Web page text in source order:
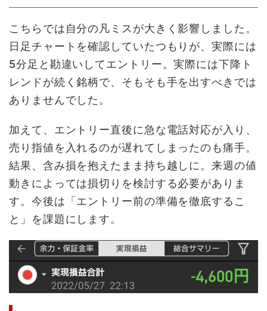
こちらでは自分の凡ミスが大きく影響しました。
日足チャートを確認していたつもりが、実際には
5分足と勘違いしてエントリー。実際には下降ト
レンドが続く銘柄で、そもそも手を出すべきでは
ありませんでした。
加えて、エントリー直後に急な電話対応が入り、
売り指値を入れるのが遅れてしまったのも痛手。
結果、含み損を抱えたまま持ち越しに。来週の値
動きによっては損切りを検討する必要がありま
す。今後は「エントリー前の準備を徹底するこ
と」を課題にします。